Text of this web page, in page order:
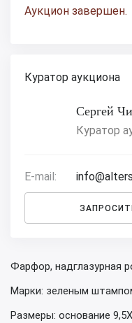
Аукцион завершен.
Куратор аукциона
Сергей
Куратор
E-mail:
Фарфор, надглазурная
Марки: зеленым
Размеры: основание